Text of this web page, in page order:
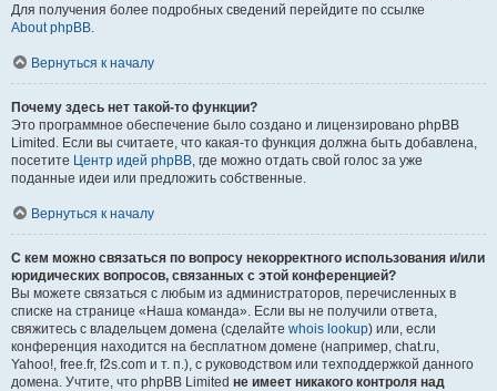
Для получения более подробных сведений перейдите по ссылке
About phpBB.
Вернуться к началу
Почему здесь нет такой-то функции?
Это программное обеспечение было создано и лицензировано phpBB
Limited. Если вы считаете, что какая-то функция должна быть добавлена,
посетите Центр идей phpBB, где можно отдать свой голос за уже
поданные идеи или предложить собственные.
Вернуться к началу
С кем можно связаться по вопросу некорректного использования и/или
юридических вопросов, связанных с этой конференцией?
Вы можете связаться с любым из администраторов, перечисленных в
списке на странице «Наша команда». Если вы не получили ответа,
свяжитесь с владельцем домена (сделайте whois lookup) или, если
конференция находится на бесплатном домене (например, chat.ru,
Yahoo!, free.fr, f2s.com и т. п.), с руководством или техподдержкой данного
домена. Учтите, что phpBB Limited не имеет никакого контроля над